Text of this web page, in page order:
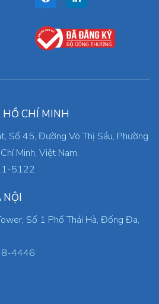
CHÍ MINH
Số 45, Đường Võ Thị Sáu, Phường
Minh, Việt Nam.
5122
Số 1 Phố Thái Hà, Đống Đa,
4446